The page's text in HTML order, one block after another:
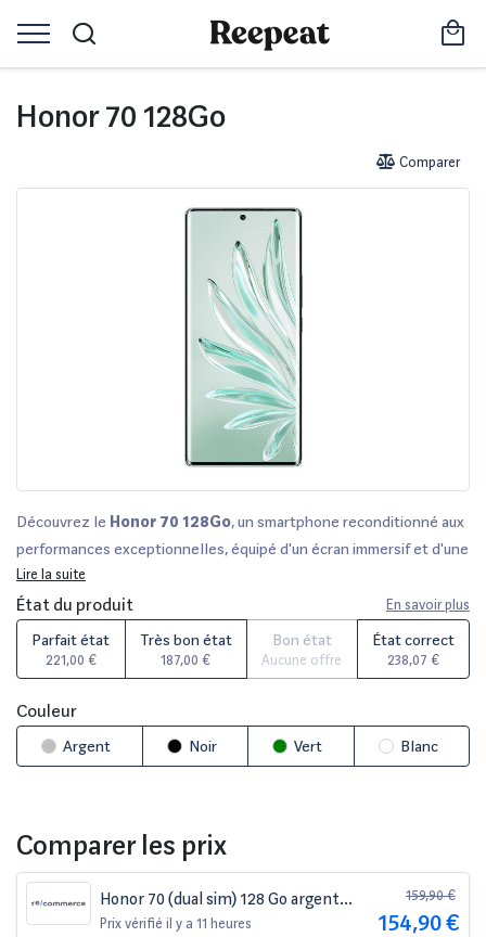
Honor 70 128Go
Comparer
Découvrez le Honor 70 128Go, un smartphone reconditionné aux
performances exceptionnelles, équipé d'un écran immersif et d'une
capacité de stockage généreuse. Chaque appareil est
minutieusement vérifié par nos experts, offrant une qualité de
remise à neuf garantie. Profitez d'une
selon le vendeur, et d'un délai de rétractation de 14 jours.
Disponibles en plusieurs états cosmétiques, de parfait à correct,
comparez-le facilement sur des plateformes comme
et
Lire la suite
État du produit En savoir plus
Parfait état
221,00 €
Très bon état
187,00 €
Bon état
Aucune offre
État correct
238,07 €
Couleur
Argent Noir Vert Blanc
Comparer les prix
Honor 70 (dual sim) 128 Go argent
reconditionné
Prix vérifié il y a 11 heures
159,90 €
154,90 €